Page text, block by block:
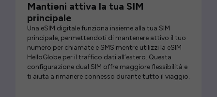
Mantieni attiva la tua SIM
principale
Una eSIM digitale funziona insieme alla tua SIM
principale, permettendoti di mantenere attivo il tuo
numero per chiamate e SMS mentre utilizzi la eSIM
HelloGlobe per il traffico dati all’estero. Questa
configurazione dual SIM offre maggiore flessibilità e
ti aiuta a rimanere connesso durante tutto il viaggio.